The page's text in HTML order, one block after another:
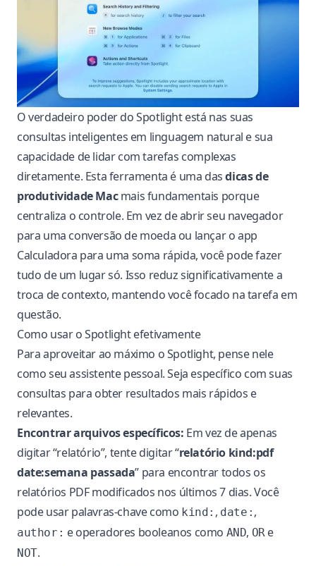
O verdadeiro poder do Spotlight está nas suas
consultas inteligentes em linguagem natural e sua
capacidade de lidar com tarefas complexas
diretamente. Esta ferramenta é uma dasdicas de
produtividade Macmais fundamentais porque
centraliza o controle. Em vez de abrir seu navegador
para uma conversão de moeda ou lançar o app
Calculadora para uma soma rápida, você pode fazer
tudo de um lugar só. Isso reduz significativamente a
troca de contexto, mantendo você focado na tarefa em
questão.
Como usar o Spotlight efetivamente
Para aproveitar ao máximo o Spotlight, pense nele
como seu assistente pessoal. Seja específico com suas
consultas para obter resultados mais rápidos e
relevantes.
Encontrar arquivos específicos: Em vez de apenas
digitar “relatório”, tente digitar “relatório kind:pdf
date:semana passada” para encontrar todos os
relatórios PDF modificados nos últimos 7 dias. Você
pode usar palavras-chave como kind: , date: ,
author: e operadores booleanos como AND, ORe
NOT.